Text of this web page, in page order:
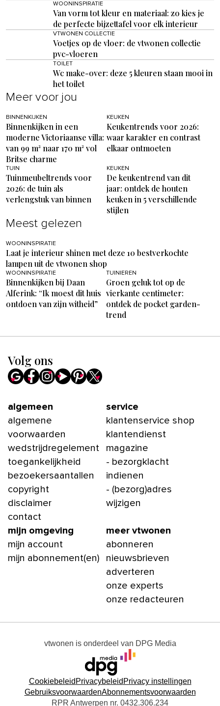
WOONINSPIRATIE
Van vorm tot kleur en materiaal: zo kies je
de perfecte bijzettafel voor elk interieur
VTWONEN COLLECTIE
Voetjes op de vloer: de vtwonen collectie
pvc-vloeren
TOILET
Wc make-over: deze 5 kleuren staan mooi in
het toilet
Meer voor jou
BINNENKIJKEN
Binnenkijken in een
moderne Victoriaanse villa:
van 99 m² naar 170 m² vol
Britse charme
KEUKEN
Keukentrends voor 2026:
waar karakter en contrast
elkaar ontmoeten
TUIN
Tuinmeubeltrends voor
2026: de tuin als
verlengstuk van binnen
KEUKEN
De keukentrend van dit
jaar: ontdek de houten
keuken in 5 verschillende
stijlen
Meest gelezen
WOONINSPIRATIE
Laat je interieur shinen met deze 10 bestverkochte
lampen uit de vtwonen shop
WOONINSPIRATIE
Binnenkijken bij Daan
Alferink: “Ik moest dit huis
ontdoen van zijn witheid”
TUINIEREN
Groen geluk tot op de
vierkante centimeter:
ontdek de pocket garden-
trend
Volg ons
algemeen
algemene
voorwaarden
wedstrijdregelement
toegankelijkheid
bezoekersaantallen
copyright
disclaimer
contact
service
klantenservice shop
klantendienst
magazine
- bezorgklacht
indienen
- (bezorg)adres
wijzigen
mijn omgeving
mijn account
mijn abonnement(en)
meer vtwonen
abonneren
nieuwsbrieven
adverteren
onze experts
onze redacteuren
vtwonen is onderdeel van DPG Media
Cookiebeleid Privacybeleid Privacy instellingen
GebruiksvoorwaardenAbonnementsvoorwaarden
RPR Antwerpen nr. 0432.306.234